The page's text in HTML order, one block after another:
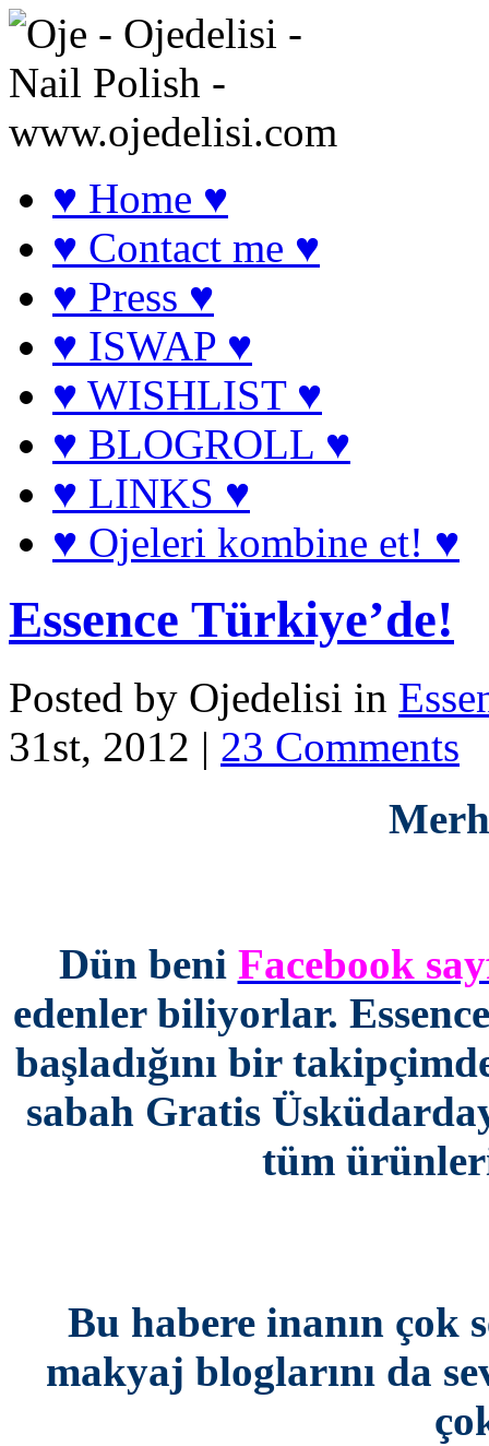
♥ Home ♥
♥ Contact me ♥
♥ Press ♥
♥ ISWAP ♥
♥ WISHLIST ♥
♥ BLOGROLL ♥
♥ LINKS ♥
♥ Ojeleri kombine et! ♥
Essence Türkiye’de!
Posted by Ojedelisi in
31st, 2012 | 23 Comments
Dün beni Facebook
edenler biliyorlar.
başladığını bir
sabah Gratis
tüm
Bu habere inanın çok
makyaj bloglarını da